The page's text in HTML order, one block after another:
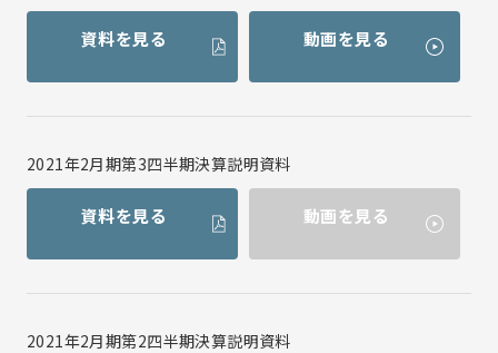
資料を見る 動画を見る
2021年2月期第3四半期決算説明資料
資料を見る 動画を見る
2021年2月期第2四半期決算説明資料